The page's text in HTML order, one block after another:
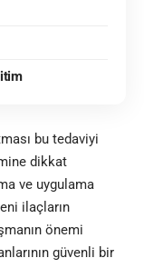
bu tedaviyi
dikkat
ve uygulama
ilaçların
önemi
güvenli bir